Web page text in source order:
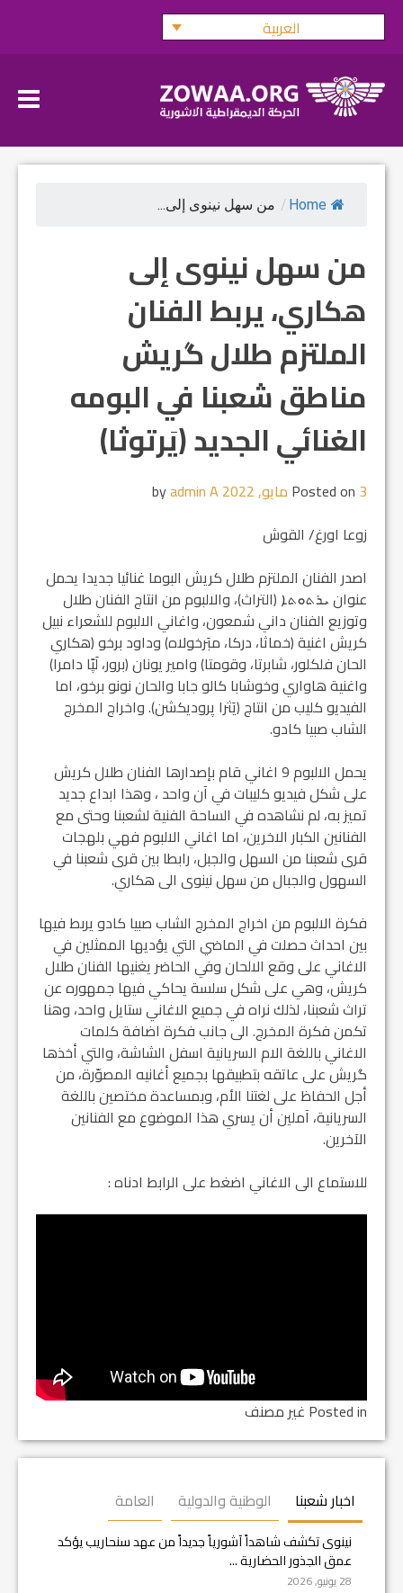
Skip
العربية
Home
/ من سهل نينوى إلى...
من سهل نينوى إلى
هكاري، يربط الفنان
الملتزم طلال گريش
مناطق شعبنا في البومه
الغنائي الجديد (يَرتوثا)
Posted on 3 مايو, 2022
admin A
زوعا اورغ/ القوش
اصدر الفنان الملتزم طلال كريش البوما غنائيا جديدا يحمل
عنوان ܝܪܬܘܬܐ (التراث)، والالبوم من انتاج الفنان طلال
وتوزيع الفنان داني شمعون، واغاني الالبوم للشعراء نبيل
كريش اغنية (خماثا، دركا، مبَرخولاه) وداود برخو (هكاري
الحان فلكلور، شابرتا، وقومتا) وامير يونان (برور، لَپّا دامرا)
واغنية هاواري وخوشابا كالو جابا والحان نونو برخو، اما
الفيديو كليب من انتاج (يَثرا پروديكشن). واخراج المخرج
الشاب صبيا كادو.
يحمل الالبوم 9 اغاني قام بإصدارها الفنان طلال كريش
على شكل فيديو كليبات في آن واحد ، وهذا ابداع جديد
تميز به، لم نشاهده في الساحة الفنية لشعبنا وحتى مع
الفنانين الكبار الاخرين، اما اغاني الالبوم فهي بلهجات
قرى شعبنا من السهل والجبل، رابطا بين قرى شعبنا في
السهول والجبال من سهل نينوى الى هكاري.
فكرة الالبوم من اخراج المخرج الشاب صبيا كادو يربط فيها
بين احداث حصلت في الماضي التي يؤديها الممثلين في
الاغاني على وقع الالحان وفي الحاضر يغنيها الفنان طلال
كريش، وهي على شكل سلسة يحاكي فيها جمهوره عن
تراث شعبنا، لذلك نراه في جميع الاغاني ستايل واحد، وهنا
تكمن فكرة المخرج. الى جانب فكرة اضافة كلمات
الاغاني باللغة الام السريانية اسفل الشاشة، والتي أخذها
گريش على عاتقه بتطبيقها بجميع أغانيه المصوّرة، من
أجل الحفاظ على لغتنا الأم، وبمساعدة مختصين باللغة
السريانية، آملين أن يسري هذا الموضوع مع الفنانين
الآخرين.
للاستماع الى الاغاني اضغط على الرابط ادناه :
Posted in غير مصنف
اخبار شعبنا الوطنية والدولية العامة
نينوى تكشف شاهداً آشورياً جديداً من عهد سنحاريب يؤكد
عمق الجذور الحضارية ...
28 يونيو, 2026